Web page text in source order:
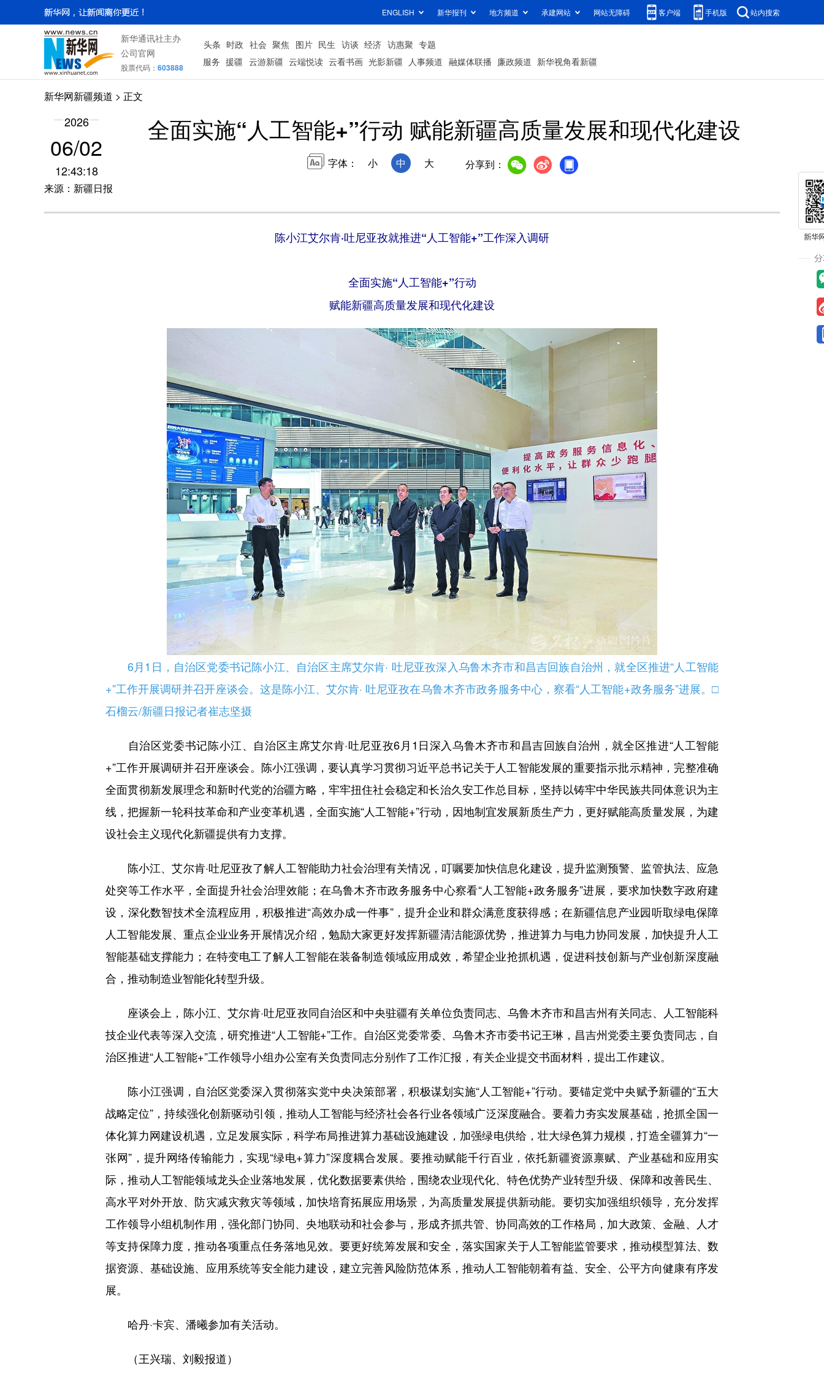
ENGLISH 新华报刊 地方频道 承建网站 网站无障碍 客户端 手机版 站内搜索
新华通讯社主办
公司官网
股票代码： 603888
头条 时政 社会 聚焦 图片 民生 访谈 经济 访惠聚 专题
服务 援疆 云游新疆 云端悦读 云看书画 光影新疆 人事频道 融媒体联播 廉政频道 新华视角看新疆
新华网新疆频道 > 正文
2026
06/02
12:43:18
来源：新疆日报
全面实施“人工智能+”行动 赋能新疆高质量发展和现代化建设
字体： 小 中 大 分享到：
陈小江艾尔肯·吐尼亚孜就推进“人工智能+”工作深入调研
全面实施“人工智能+”行动
赋能新疆高质量发展和现代化建设
6月1日，自治区党委书记陈小江、自治区主席艾尔肯· 吐尼亚孜深入乌鲁木齐市和昌吉回族自治州，就全区推进“人工智能
+”工作开展调研并召开座谈会。这是陈小江、艾尔肯· 吐尼亚孜在乌鲁木齐市政务服务中心，察看“人工智能+政务服务”进展。□
石榴云/新疆日报记者崔志坚摄
自治区党委书记陈小江、自治区主席艾尔肯·吐尼亚孜6月1日深入乌鲁木齐市和昌吉回族自治州，就全区推进“人工智能
+”工作开展调研并召开座谈会。陈小江强调，要认真学习贯彻习近平总书记关于人工智能发展的重要指示批示精神，完整准确
全面贯彻新发展理念和新时代党的治疆方略，牢牢扭住社会稳定和长治久安工作总目标，坚持以铸牢中华民族共同体意识为主
线，把握新一轮科技革命和产业变革机遇，全面实施“人工智能+”行动，因地制宜发展新质生产力，更好赋能高质量发展，为建
设社会主义现代化新疆提供有力支撑。
陈小江、艾尔肯·吐尼亚孜了解人工智能助力社会治理有关情况，叮嘱要加快信息化建设，提升监测预警、监管执法、应急
处突等工作水平，全面提升社会治理效能；在乌鲁木齐市政务服务中心察看“人工智能+政务服务”进展，要求加快数字政府建
设，深化数智技术全流程应用，积极推进“高效办成一件事”，提升企业和群众满意度获得感；在新疆信息产业园听取绿电保障
人工智能发展、重点企业业务开展情况介绍，勉励大家更好发挥新疆清洁能源优势，推进算力与电力协同发展，加快提升人工
智能基础支撑能力；在特变电工了解人工智能在装备制造领域应用成效，希望企业抢抓机遇，促进科技创新与产业创新深度融
合，推动制造业智能化转型升级。
座谈会上，陈小江、艾尔肯·吐尼亚孜同自治区和中央驻疆有关单位负责同志、乌鲁木齐市和昌吉州有关同志、人工智能科
技企业代表等深入交流，研究推进“人工智能+”工作。自治区党委常委、乌鲁木齐市委书记王琳，昌吉州党委主要负责同志，自
治区推进“人工智能+”工作领导小组办公室有关负责同志分别作了工作汇报，有关企业提交书面材料，提出工作建议。
陈小江强调，自治区党委深入贯彻落实党中央决策部署，积极谋划实施“人工智能+”行动。要锚定党中央赋予新疆的“五大
战略定位”，持续强化创新驱动引领，推动人工智能与经济社会各行业各领域广泛深度融合。要着力夯实发展基础，抢抓全国一
体化算力网建设机遇，立足发展实际，科学布局推进算力基础设施建设，加强绿电供给，壮大绿色算力规模，打造全疆算力“一
张网”，提升网络传输能力，实现“绿电+算力”深度耦合发展。要推动赋能千行百业，依托新疆资源禀赋、产业基础和应用实
际，推动人工智能领域龙头企业落地发展，优化数据要素供给，围绕农业现代化、特色优势产业转型升级、保障和改善民生、
高水平对外开放、防灾减灾救灾等领域，加快培育拓展应用场景，为高质量发展提供新动能。要切实加强组织领导，充分发挥
工作领导小组机制作用，强化部门协同、央地联动和社会参与，形成齐抓共管、协同高效的工作格局，加大政策、金融、人才
等支持保障力度，推动各项重点任务落地见效。要更好统筹发展和安全，落实国家关于人工智能监管要求，推动模型算法、数
据资源、基础设施、应用系统等安全能力建设，建立完善风险防范体系，推动人工智能朝着有益、安全、公平方向健康有序发
展。
哈丹·卡宾、潘曦参加有关活动。
（王兴瑞、刘毅报道）